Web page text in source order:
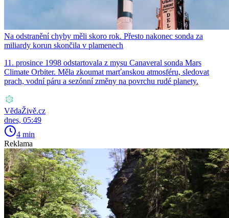
Na odstranění chyby měli skoro rok. Přesto nakonec sonda za
miliardy korun skončila v plamenech
11. prosince 1998 odstartovala z mysu Canaveral sonda Mars
Climate Orbiter. Měla zkoumat marťanskou atmosféru, sledovat
prach, vodní páru a sezónní změny na povrchu rudé planety.
VědaŽivě.cz
dnes, 05:49
4 min
Reklama